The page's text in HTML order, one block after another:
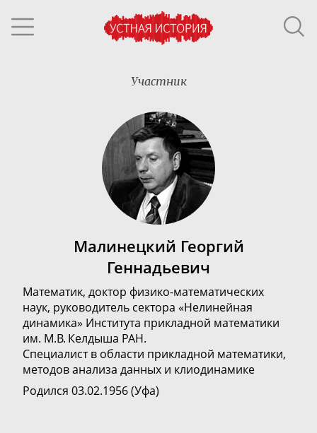
Участник
Малинецкий Георгий
Геннадьевич
Математик, доктор физико-математических
наук, руководитель сектора «Нелинейная
динамика» Института прикладной математики
им. М.В. Келдыша РАН.
Специалист в области прикладной математики,
методов анализа данных и клиодинамике
Родился 03.02.1956 (Уфа)